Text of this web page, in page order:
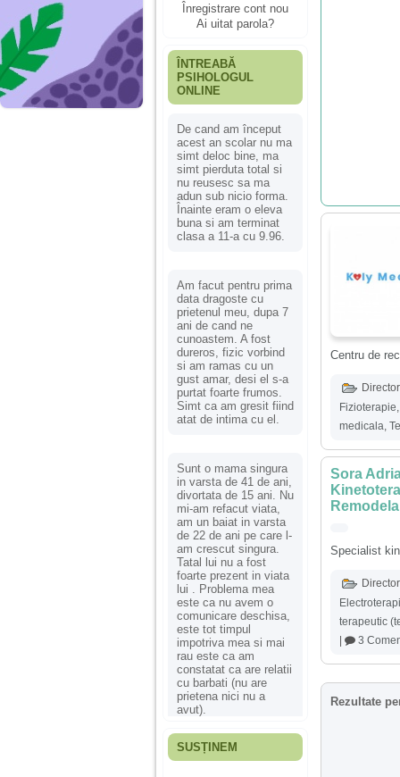
Înregistrare cont nou
Ai uitat parola?
ÎNTREABĂ
PSIHOLOGUL
ONLINE
De cand am început
acest an scolar nu ma
simt deloc bine, ma
simt pierduta total si
nu reusesc sa ma
adun sub nicio forma.
Înainte eram o eleva
buna si am terminat
clasa a 11-a cu 9.96.
Am facut pentru prima
data dragoste cu
prietenul meu, dupa 7
ani de cand ne
cunoastem. A fost
dureros, fizic vorbind
si am ramas cu un
gust amar, desi el s-a
purtat foarte frumos.
Simt ca am gresit fiind
atat de intima cu el.
Sunt o mama singura
in varsta de 41 de ani,
divortata de 15 ani. Nu
mi-am refacut viata,
am un baiat in varsta
de 22 de ani pe care l-
am crescut singura.
Tatal lui nu a fost
foarte prezent in viata
lui . Problema mea
este ca nu avem o
comunicare deschisa,
este tot timpul
impotriva mea si mai
rau este ca am
constatat ca are relatii
cu barbati (nu are
prietena nici nu a
avut).
Fiica mea s-a nascut
SUSȚINEM
Centru de
Fizioterapie
medicala,
Sora
Specialist
terapeutic
3
Rezultate